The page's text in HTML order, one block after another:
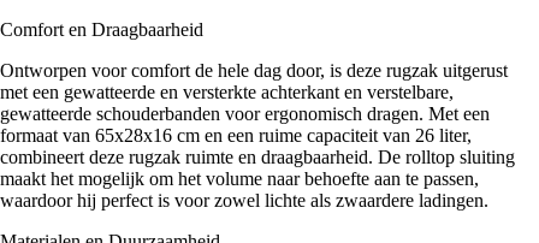
Comfort en Draagbaarheid
Ontworpen voor comfort de hele dag door, is deze rugzak uitgerust
met een gewatteerde en versterkte achterkant en verstelbare,
gewatteerde schouderbanden voor ergonomisch dragen. Met een
formaat van 65x28x16 cm en een ruime capaciteit van 26 liter,
combineert deze rugzak ruimte en draagbaarheid. De rolltop sluiting
maakt het mogelijk om het volume naar behoefte aan te passen,
waardoor hij perfect is voor zowel lichte als zwaardere ladingen.